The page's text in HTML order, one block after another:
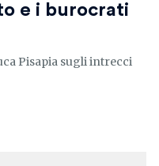
e i burocrati
Pisapia sugli intrecci